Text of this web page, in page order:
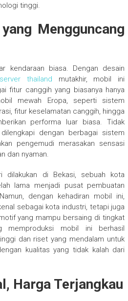
tinggi.
Mengguncang
kendaraan biasa. Dengan desain
server thailand mutakhir, mobil ini
fitur canggih yang biasanya hanya
mewah Eropa, seperti sistem
fitur keselamatan canggih, hingga
performa luar biasa. Tidak
dengan berbagai sistem
pengemudi merasakan sensasi
dan nyaman.
dilakukan di Bekasi, sebuah kota
lama menjadi pusat pembuatan
dengan kehadiran mobil ini,
sebagai kota industri, tetapi juga
yang mampu bersaing di tingkat
memproduksi mobil ini berhasil
dan riset yang mendalam untuk
kualitas yang tidak kalah dari
Harga Terjangkau